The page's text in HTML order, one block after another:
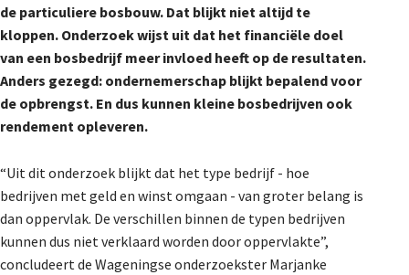
de particuliere bosbouw. Dat blijkt niet altijd te
kloppen. Onderzoek wijst uit dat het financiële doel
van een bosbedrijf meer invloed heeft op de resultaten.
Anders gezegd: ondernemerschap blijkt bepalend voor
de opbrengst. En dus kunnen kleine bosbedrijven ook
rendement opleveren.
“Uit dit onderzoek blijkt dat het type bedrijf - hoe
bedrijven met geld en winst omgaan - van groter belang is
dan oppervlak. De verschillen binnen de typen bedrijven
kunnen dus niet verklaard worden door oppervlakte”,
concludeert de Wageningse onderzoekster Marjanke